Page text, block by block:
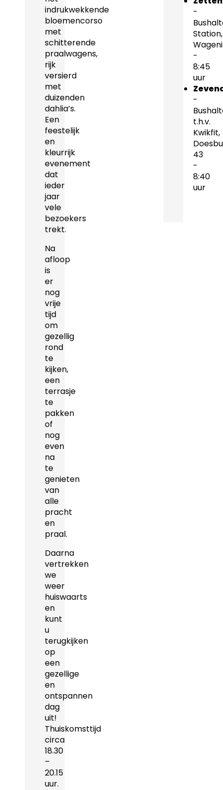
indrukwekkende
bloemencorso
met
schitterende
praalwagens,
rijk
versierd
met
duizenden
dahlia’s.
Een
feestelijk
en
kleurrijk
evenement
dat
ieder
jaar
vele
bezoekers
trekt.
Na
afloop
is
er
nog
vrije
tijd
om
gezellig
rond
te
kijken,
een
terrasje
te
pakken
of
nog
even
na
te
genieten
van
alle
pracht
en
praal.
Daarna
vertrekken
we
weer
huiswaarts
en
kunt
u
terugkijken
op
een
gezellige
en
ontspannen
dag
uit!
Thuiskomsttijd
circa
18.30
–
20.15
uur.
-
Station,
-
8:45
uur
-
t.h.v.
Kwikfit,
43
-
8:40
uur